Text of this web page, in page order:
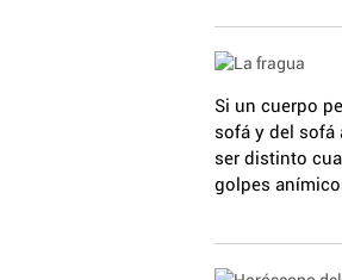
Si un cuerpo
sofá y del sofá
ser distinto
golpes